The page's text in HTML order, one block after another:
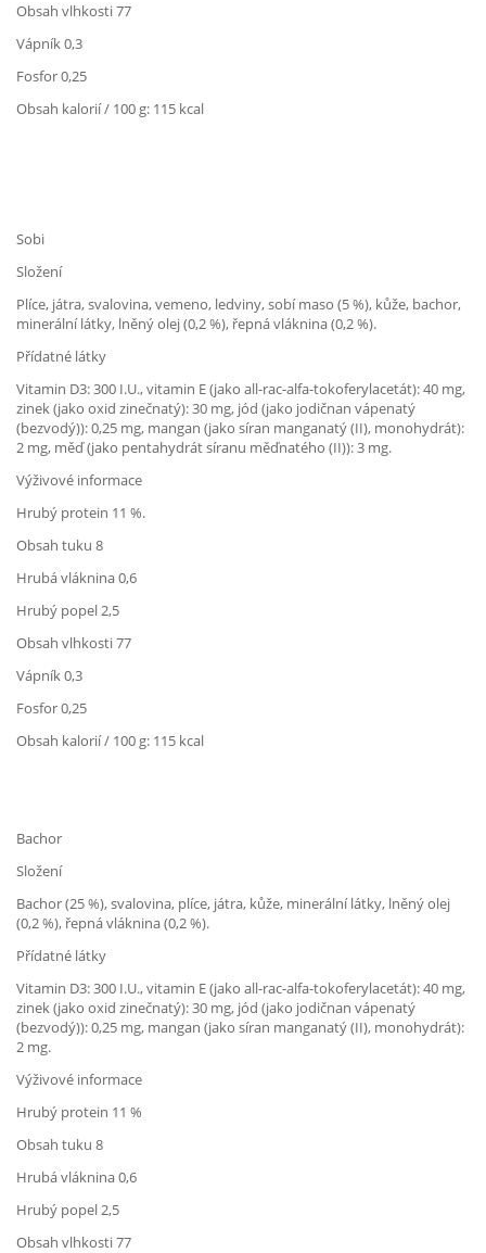
Obsah vlhkosti 77
Vápník 0,3
Fosfor 0,25
Obsah kalorií / 100 g: 115 kcal
Sobi
Složení
Plíce, játra, svalovina, vemeno, ledviny, sobí maso (5 %), kůže, bachor,
minerální látky, lněný olej (0,2 %), řepná vláknina (0,2 %).
Přídatné látky
Vitamin D3: 300 I.U., vitamin E (jako all-rac-alfa-tokoferylacetát): 40 mg,
zinek (jako oxid zinečnatý): 30 mg, jód (jako jodičnan vápenatý
(bezvodý)): 0,25 mg, mangan (jako síran manganatý (II), monohydrát):
2 mg, měď (jako pentahydrát síranu měďnatého (II)): 3 mg.
Výživové informace
Hrubý protein 11 %.
Obsah tuku 8
Hrubá vláknina 0,6
Hrubý popel 2,5
Obsah vlhkosti 77
Vápník 0,3
Fosfor 0,25
Obsah kalorií / 100 g: 115 kcal
Bachor
Složení
Bachor (25 %), svalovina, plíce, játra, kůže, minerální látky, lněný olej
(0,2 %), řepná vláknina (0,2 %).
Přídatné látky
Vitamin D3: 300 I.U., vitamin E (jako all-rac-alfa-tokoferylacetát): 40 mg,
zinek (jako oxid zinečnatý): 30 mg, jód (jako jodičnan vápenatý
(bezvodý)): 0,25 mg, mangan (jako síran manganatý (II), monohydrát):
2 mg.
Výživové informace
Hrubý protein 11 %
Obsah tuku 8
Hrubá vláknina 0,6
Hrubý popel 2,5
Obsah vlhkosti 77